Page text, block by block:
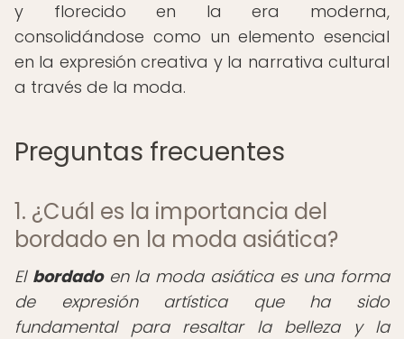
y florecido en la era moderna,
consolidándose como un elemento esencial
en la expresión creativa y la narrativa cultural
a través de la moda.
Preguntas frecuentes
1. ¿Cuál es la importancia del
bordado en la moda asiática?
El bordadoen la moda asiática es una forma
de expresión artística que ha sido
fundamental para resaltar la belleza y la